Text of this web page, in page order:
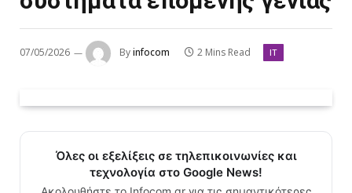
07/05/2026 Byinfocom 2 Mins Read IT
Όλες οι εξελίξεις σε τηλεπικοινωνίες και
τεχνολογία στο Google News!